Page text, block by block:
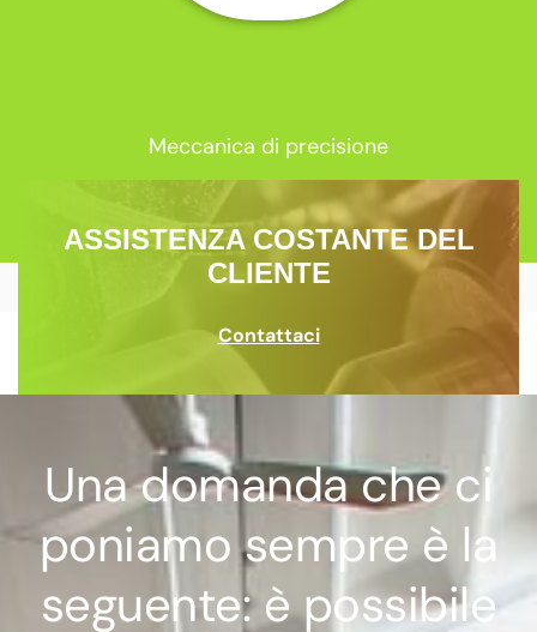
Meccanica di precisione
ASSISTENZA COSTANTE DEL
CLIENTE
Contattaci
Una domanda che ci
poniamo sempre è la
seguente: è possibile